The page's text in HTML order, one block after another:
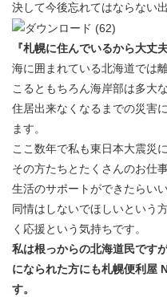
決して今後忘れてはならない
『札幌に住んでいるから大丈
海に囲まれている北海道では
こるともちろん海岸部は多大
住居出来なくなるまでの災害
ます。
ここ数年で私も東日本大震災
その方たちとたくさんのお仕
生活のサポートができたらい
同情はしないでほしいという
く応援という気持ちです。
私は根っからの北海道民です
になられた方にも札幌便利屋
す。